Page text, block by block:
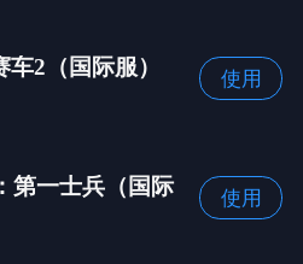
2（国际服）
使用
第一士兵（国际
使用